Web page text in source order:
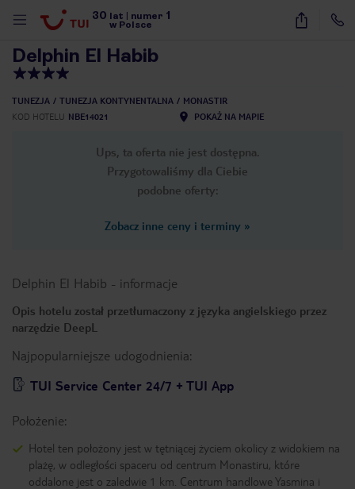
30 lat numer 1
w Polsce
41
Delphin El Habib
TUNEZJA TUNEZJA KONTYNENTALNA
MONASTIR
KOD HOTELU NBE14021 POKAŻ NA MAPIE
Ups, ta oferta nie jest dostępna.
Przygotowaliśmy dla Ciebie
podobne oferty:
Zobacz inne ceny i terminy »
Delphin El Habib - informacje
Opis hotelu został przetłumaczony z języka angielskiego przez
narzędzie DeepL
Najpopularniejsze udogodnienia:
TUI Service Center 24/7 + TUI App
Położenie:
Hotel ten położony jest w tętniącej życiem okolicy z widokiem na
plażę, w odległości spaceru od centrum Monastiru, które
oddalone jest o zaledwie 1 km. Centrum handlowe Yasmina i